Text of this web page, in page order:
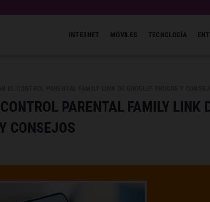
INTERNET MÓVILES TECNOLOGÍA
PARENTAL FAMILY LINK
CONSEJOS